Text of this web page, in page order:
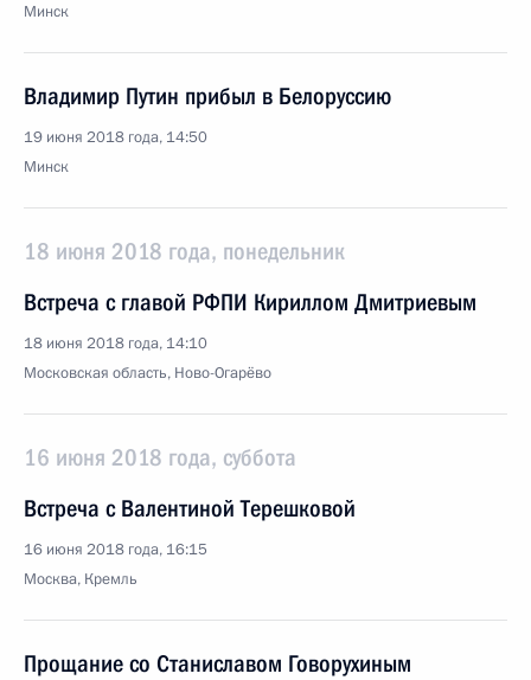
Минск
Владимир Путин прибыл в Белоруссию
19 июня 2018 года, 14:50
Минск
18 июня 2018 года, понедельник
Встреча с главой РФПИ Кириллом Дмитриевым
18 июня 2018 года, 14:10
Московская область, Ново-Огарёво
16 июня 2018 года, суббота
Встреча с Валентиной Терешковой
16 июня 2018 года, 16:15
Москва, Кремль
Прощание со Станиславом Говорухиным